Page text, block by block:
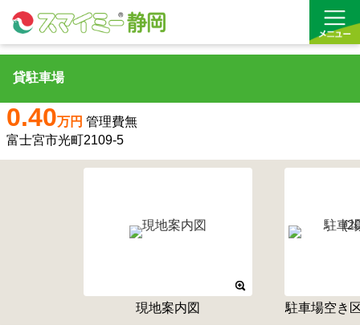
買う
貸駐車場
0.40万円 管理費無
富士宮市光町2109-5
現地案内図 駐車場空き